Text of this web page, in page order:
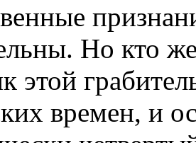
Но кто
этой
времен, и